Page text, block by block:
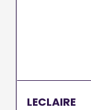
LECLAIRE